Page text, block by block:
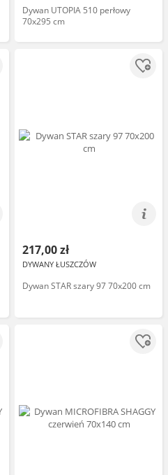
Dywan UTOPIA 510 perłowy
70x295 cm
217,00 zł
DYWANY ŁUSZCZÓW
Dywan STAR szary 97 70x200 cm